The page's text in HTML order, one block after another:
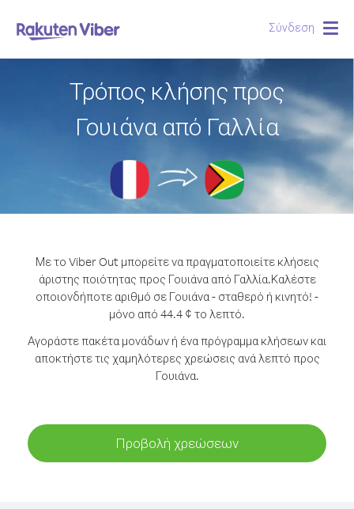
Σύνδεση
Τρόπος κλήσης προς
Γουιάνα από Γαλλία
Με το Viber Out μπορείτε να πραγματοποιείτε κλήσεις
άριστης ποιότητας προς Γουιάνα από Γαλλία.Καλέστε
οποιονδήποτε αριθμό σε Γουιάνα - σταθερό ή κινητό! -
μόνο από 44.4 ¢ το λεπτό.
Αγοράστε πακέτα μονάδων ή ένα πρόγραμμα κλήσεων και
αποκτήστε τις χαμηλότερες χρεώσεις ανά λεπτό προς
Γουιάνα.
Προβολή χρεώσεων